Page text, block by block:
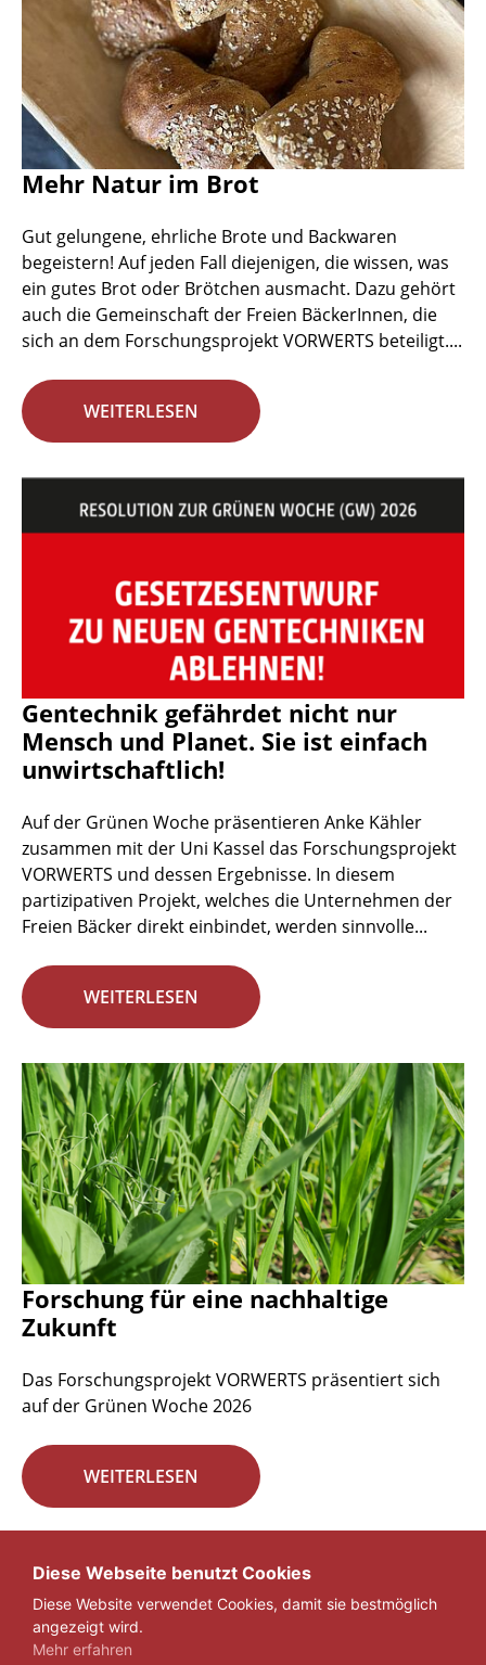
Mehr Natur im Brot
Gut gelungene, ehrliche Brote und Backwaren
begeistern! Auf jeden Fall diejenigen, die wissen, was
ein gutes Brot oder Brötchen ausmacht. Dazu gehört
auch die Gemeinschaft der Freien BäckerInnen, die
sich an dem Forschungsprojekt VORWERTS beteiligt....
WEITERLESEN
Gentechnik gefährdet nicht nur
Mensch und Planet. Sie ist einfach
unwirtschaftlich!
Auf der Grünen Woche präsentieren Anke Kähler
zusammen mit der Uni Kassel das Forschungsprojekt
VORWERTS und dessen Ergebnisse. In diesem
partizipativen Projekt, welches die Unternehmen der
Freien Bäcker direkt einbindet, werden sinnvolle...
WEITERLESEN
Forschung für eine nachhaltige
Zukunft
Das Forschungsprojekt VORWERTS präsentiert sich
auf der Grünen Woche 2026
WEITERLESEN
1 2 3 ... 29 »
Diese Webseite benutzt Cookies
Diese Website verwendet Cookies, damit sie bestmöglich
angezeigt wird.
Mehr erfahren